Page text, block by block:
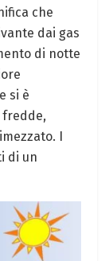
che
dai gas
di notte
si è
fredde,
I
di un